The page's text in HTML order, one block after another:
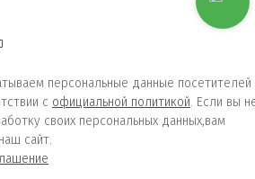
персональные данные посетителей
с официальной политикой. Если вы
своих персональных данных,вам
сайт.